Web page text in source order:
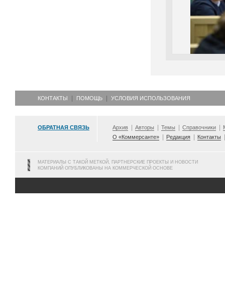
КОНТАКТЫ ПОМОЩЬ УСЛОВИЯ ИСПОЛЬЗОВАНИЯ
ОБРАТНАЯ СВЯЗЬ Архив Авторы Темы Справочники
О «Коммерсанте»
Редакция Контакты
МАТЕРИАЛЫ С ТАКОЙ МЕТКОЙ, ПАРТНЕРСКИЕ ПРОЕКТЫ И НОВОСТИ
КОМПАНИЙ ОПУБЛИКОВАНЫ НА КОММЕРЧЕСКОЙ ОСНОВЕ